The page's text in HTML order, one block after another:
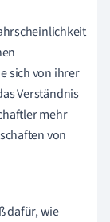
sich von ihrer
Verständnis
mehr
von
dafür, wie